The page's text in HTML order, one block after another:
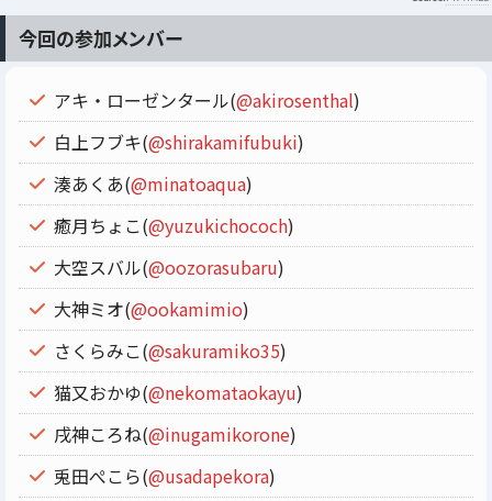
今回の参加メンバー
アキ・ローゼンタール(@akirosenthal)
白上フブキ(@shirakamifubuki)
湊あくあ(@minatoaqua)
癒月ちょこ(@yuzukichococh)
大空スバル(@oozorasubaru)
大神ミオ(@ookamimio)
さくらみこ(@sakuramiko35)
猫又おかゆ(@nekomataokayu)
戌神ころね(@inugamikorone)
兎田ぺこら(@usadapekora)